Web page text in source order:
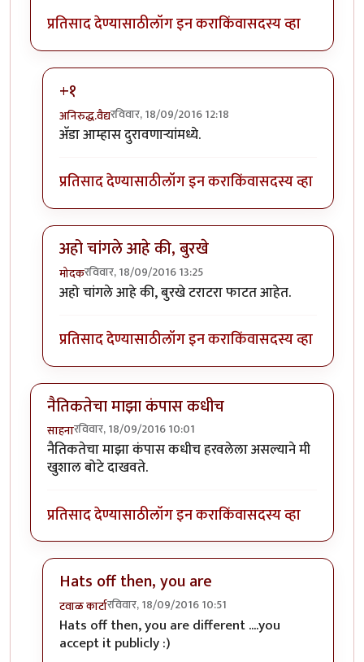
प्रतिसाद देण्यासाठीलॉग इन कराकिंवासदस्य व्हा
+१
अनिरुद्ध.वैद्यरविवार, 18/09/2016 12:18
In reply toहे अस काहीतरी होते अन अंनिस
अ‍ॅडा आम्हास दुरावणार्‍यांमध्ये.
प्रतिसाद देण्यासाठीलॉग इन कराकिंवासदस्य व्हा
अहो चांगले आहे की, बुरखे
मोदकरविवार, 18/09/2016 13:25
In reply toहे अस काहीतरी होते अन अंनिसby
अहो चांगले आहे की, बुरखे टराटरा फाटत आहेत.
प्रतिसाद देण्यासाठीलॉग इन कराकिंवासदस्य व्हा
नैतिकतेचा माझा कंपास कधीच
साहनारविवार, 18/09/2016 10:01
नैतिकतेचा माझा कंपास कधीच हरवलेला असल्याने मी
खुशाल बोटे दाखवते.
प्रतिसाद देण्यासाठीलॉग इन कराकिंवासदस्य व्हा
Hats off then, you are
टवाळ कार्टारविवार, 18/09/2016 10:51
In reply toनैतिकतेचा माझा कंपास कधीचby
Hats off then, you are different ....you
accept it publicly :)